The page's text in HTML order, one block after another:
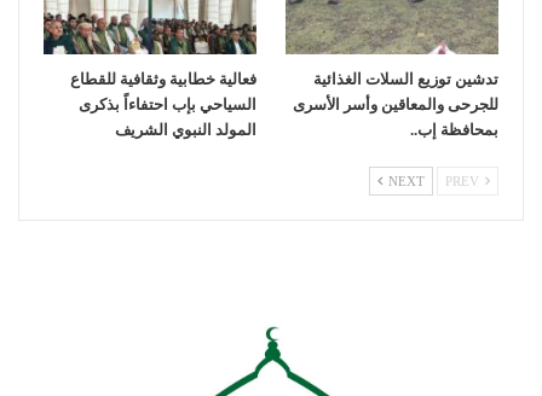
تدشين توزيع السلات الغذائية
للجرحى والمعاقين وأسر الأسرى
بمحافظة إب..
فعالية خطابية وثقافية للقطاع
السياحي بإب احتفاءاً بذكرى
المولد النبوي الشريف
NEXT